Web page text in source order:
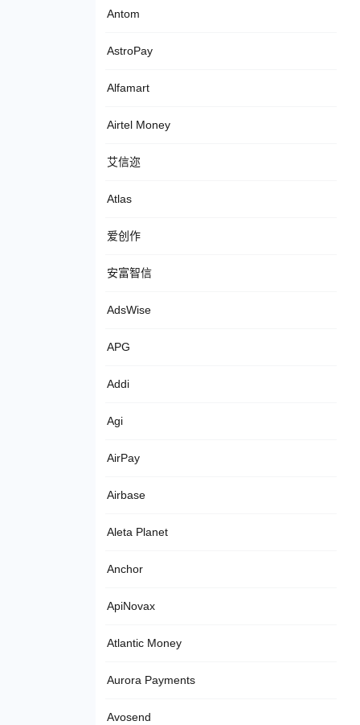
Antom
AstroPay
Alfamart
Airtel Money
艾信迩
Atlas
爱创作
安富智信
AdsWise
APG
Addi
Agi
AirPay
Airbase
Aleta Planet
Anchor
ApiNovax
Atlantic Money
Aurora Payments
Avosend